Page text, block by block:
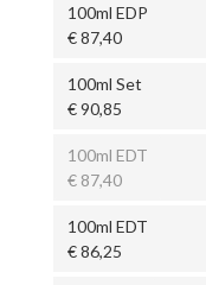
100ml EDP
€ 87,40
100ml Set
€ 90,85
100ml EDT
€ 87,40
100ml EDT
€ 86,25